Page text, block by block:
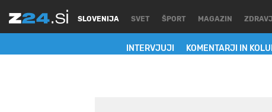
SLOVENIJA
INTERVJUJI KOMENTARJI IN
SVET ŠPORT MAGAZIN